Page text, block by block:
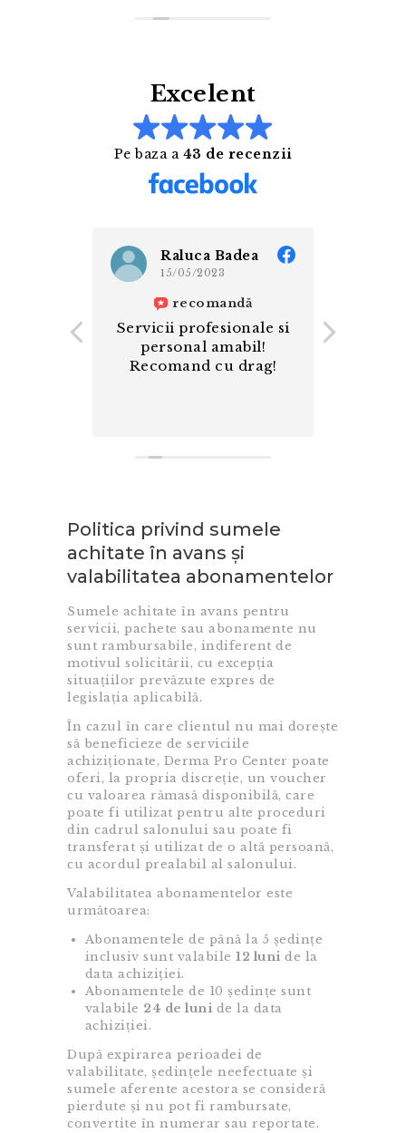
Excelent
Pe baza a 43 de recenzii
Raluca Badea
15/05/2023
recomandă
Servicii profesionale si
personal amabil!
Recomand cu drag!
Politica privind sumele
achitate în avans și
valabilitatea abonamentelor
Sumele achitate în avans pentru
servicii, pachete sau abonamente nu
sunt rambursabile, indiferent de
motivul solicitării, cu excepția
situațiilor prevăzute expres de
legislația aplicabilă.
În cazul în care clientul nu mai dorește
să beneficieze de serviciile
achiziționate, Derma Pro Center poate
oferi, la propria discreție, un voucher
cu valoarea rămasă disponibilă, care
poate fi utilizat pentru alte proceduri
din cadrul salonului sau poate fi
transferat și utilizat de o altă persoană,
cu acordul prealabil al salonului.
Valabilitatea abonamentelor este
următoarea:
Abonamentele de până la 5 ședințe
inclusiv sunt valabile 12 luni de la
data achiziției.
Abonamentele de 10 ședințe sunt
valabile 24 de luni de la data
achiziției.
După expirarea perioadei de
valabilitate, ședințele neefectuate și
sumele aferente acestora se consideră
pierdute și nu pot fi rambursate,
convertite în numerar sau reportate.